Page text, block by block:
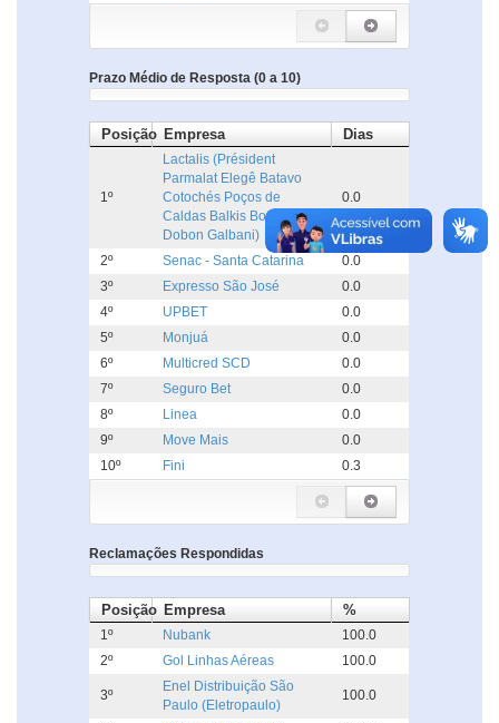
Prazo Médio de Resposta (0 a 10)
Posição Empresa Dias
1º
Lactalis (Président
Parmalat Elegê Batavo
Cotochés Poços de
Caldas Balkis Boa Nata
Dobon Galbani)
0.0
2º Senac - Santa Catarina
0.0
3º
Expresso São José
0.0
4º
UPBET
0.0
5º
Monjuá
0.0
6º
Multicred SCD
0.0
7º
Seguro Bet
0.0
8º
Linea
0.0
9º
Move Mais
0.0
10º
Fini 0.3
Reclamações Respondidas
Posição Empresa %
1º Nubank
100.0
2º
Gol Linhas Aéreas 100.0
3º
Enel Distribuição São
Paulo (Eletropaulo)
100.0